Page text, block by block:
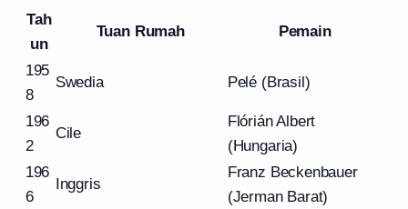
Tah
un
Tuan Rumah Pemain
195
8
Swedia Pelé (Brasil)
196
2
Cile
Flórián Albert
(Hungaria)
196
6
Inggris
Franz Beckenbauer
(Jerman Barat)